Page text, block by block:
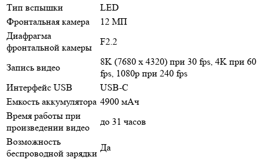
Тип вспышки
LED
Фронтальная камера
12 МП
Диафрагма
фронтальной камеры
F2.2
Запись видео
8K (7680 x 4320) при 30 fps, 4K при 60
fps, 1080p при 240 fps
Интерфейс USB
USB-C
Емкость аккумулятора 4900 мАч
Время работы при
произведении видео
до 31 часов
Возможность
беспроводной зарядки
Да